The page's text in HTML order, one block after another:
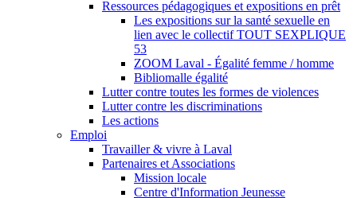
Ressources pédagogiques et expositions en prêt
Les expositions sur la santé sexuelle en
lien avec le collectif TOUT SEXPLIQUE
53
ZOOM Laval - Égalité femme / homme
Bibliomalle égalité
Lutter contre toutes les formes de violences
Lutter contre les discriminations
Les actions
Emploi
Travailler & vivre à Laval
Partenaires et Associations
Mission locale
Centre d'Information Jeunesse